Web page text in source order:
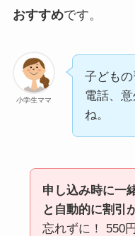
おすすめです。
小学生ママ
子ども
電話、
ね。
申し込み時に一
と自動的に割引
忘れずに！ 550